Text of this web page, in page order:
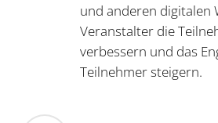
und anderen digitalen
Veranstalter die
verbessern und das
Teilnehmer steigern.